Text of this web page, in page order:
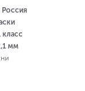
Россия
класс
мм